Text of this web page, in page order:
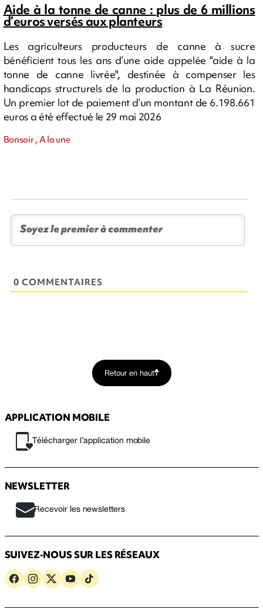
Aide à la tonne de canne : plus de 6 millions
d’euros versés aux planteurs
Les agriculteurs producteurs de canne à sucre
bénéficient tous les ans d’une aide appelée "aide à la
tonne de canne livrée", destinée à compenser les
handicaps structurels de la production à La Réunion.
Un premier lot de paiement d’un montant de 6.198.661
euros a été effectué le 29 mai 2026
Bonsoir , A la une
0 COMMENTAIRES
Retour en haut
APPLICATION MOBILE
Télécharger l’application mobile
NEWSLETTER
Recevoir les newsletters
SUIVEZ-NOUS SUR LES RÉSEAUX